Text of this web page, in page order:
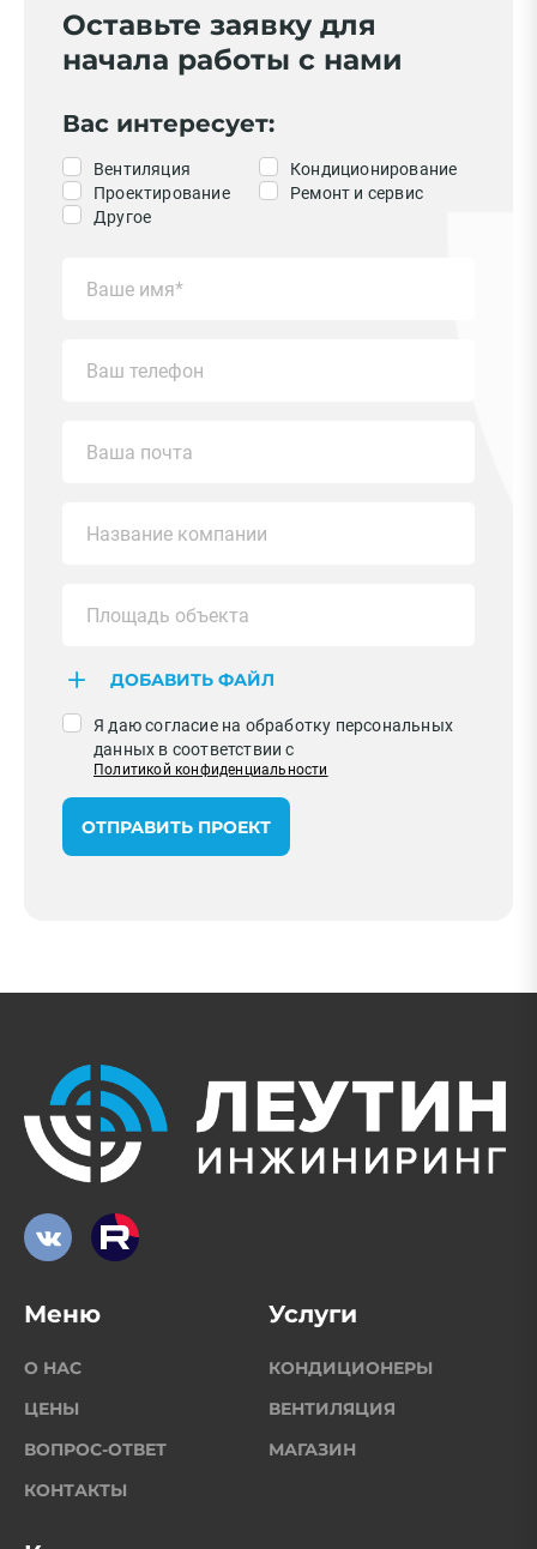
Оставьте заявку для
начала работы с нами
Вас интересует:
Вентиляция
Кондиционирование
Проектирование
Ремонт и сервис
Другое
ДОБАВИТЬ ФАЙЛ
Я даю согласие на обработку персональных
данных в соответствии с
Политикой конфиденциальности
ОТПРАВИТЬ ПРОЕКТ
Меню
О НАС
ЦЕНЫ
ВОПРОС-ОТВЕТ
КОНТАКТЫ
Услуги
КОНДИЦИОНЕРЫ
ВЕНТИЛЯЦИЯ
МАГАЗИН